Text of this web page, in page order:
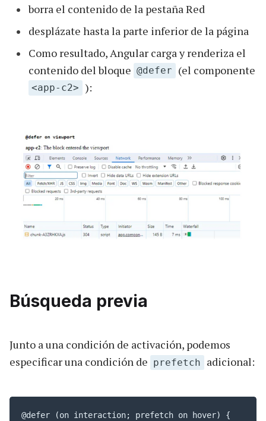
borra el contenido de la pestaña Red
desplázate hasta la parte inferior de la página
Como resultado, Angular carga y renderiza el
contenido del bloque @defer (el componente
<app-c2> ):
Búsqueda previa
Junto a una condición de activación, podemos
especificar una condición de prefetch adicional:
@defer (on interaction; prefetch on hover) {